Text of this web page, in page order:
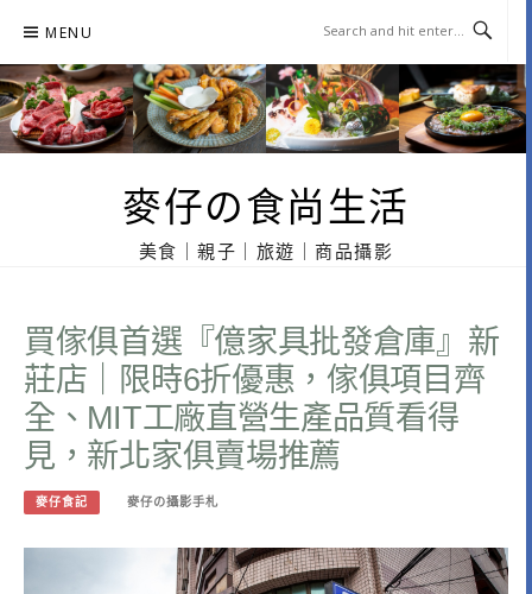
content
MENU
麥仔の食尚生活
美食｜親子｜旅遊｜商品攝影
買傢俱首選『億家具批發倉庫』新
莊店｜限時6折優惠，傢俱項目齊
全、MIT工廠直營生產品質看得
見，新北家俱賣場推薦
麥仔食記 麥仔の攝影手札